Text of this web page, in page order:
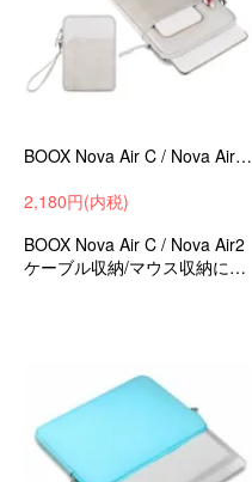
BOOX Nova Air C / Nova Air2 7.8インチ カラー電子ペーパー タブレットケース カバー ストラップ付き バッグ型 カバン型
2,180円(内税)
BOOX Nova Air C / Nova Air2
ケーブル収納/マウス収納に便